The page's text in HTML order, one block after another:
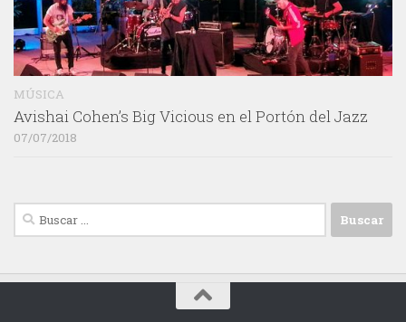
MÚSICA
Avishai Cohen’s Big Vicious en el Portón del Jazz
07/07/2018
Buscar: